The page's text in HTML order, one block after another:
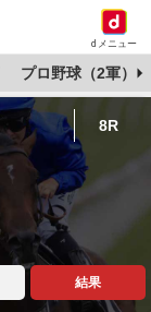
dメニュー
プロ野球（2軍）
8R
結果